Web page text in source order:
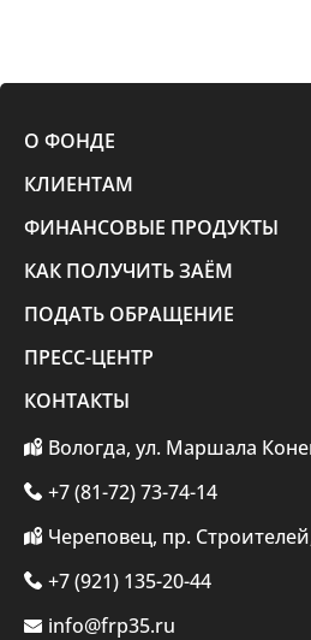
О ФОНДЕ
КЛИЕНТАМ
ФИНАНСОВЫЕ ПРОДУКТЫ
КАК ПОЛУЧИТЬ ЗАЁМ
ПОДАТЬ ОБРАЩЕНИЕ
ПРЕСС-ЦЕНТР
КОНТАКТЫ
Вологда, ул. Маршала
+7 (81-72) 73-74-14
Череповец, пр.
+7 (921) 135-20-44
info@frp35.ru